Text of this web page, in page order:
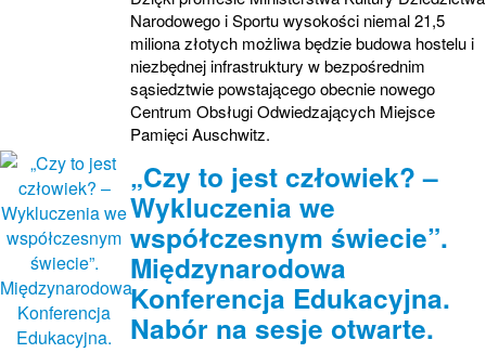
Narodowego i Sportu wysokości niemal 21,5
miliona złotych możliwa będzie budowa hostelu i
niezbędnej infrastruktury w bezpośrednim
sąsiedztwie powstającego obecnie nowego
Centrum Obsługi Odwiedzających Miejsce
Pamięci Auschwitz.
„Czy to jest człowiek? –
Wykluczenia we
współczesnym świecie”.
Międzynarodowa
Konferencja Edukacyjna.
Nabór na sesje otwarte.